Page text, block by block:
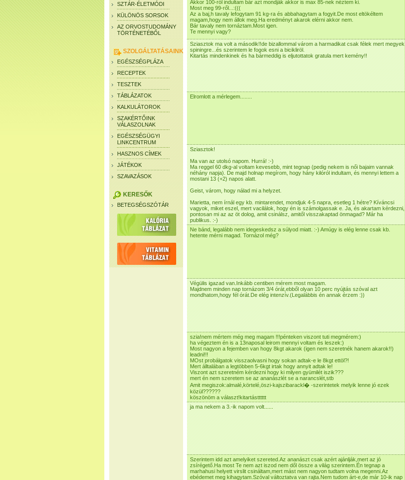
SZTÁR-ÉLETMÓDI
KÜLÖNÖS SORSOK
AZ ORVOSTUDOMÁNY
TÖRTÉNETÉBŐL
SZOLGÁLTATÁSAINK
EGÉSZSÉGPLÁZA
RECEPTEK
TESZTEK
TÁBLÁZATOK
KALKULÁTOROK
SZAKÉRTŐINK
VÁLASZOLNAK
EGÉSZSÉGÜGYI
LINKCENTRUM
HASZNOS CÍMEK
JÁTÉKOK
SZAVAZÁSOK
KERESŐK
BETEGSÉGSZÓTÁR
Akkor 100-ról indultam bár azt mondják akkor is max 85-nek néztem ki.
Most meg 99-ről...:(((
Az a baj,h tavaly lefogytam 91 kg-ra és abbahagytam a fogyit.De most eltökéltem
magam,hogy nem állok meg.Ha eredményt akarok elérni akkor nem.
Bár tavaly nem tornáztam.Most igen.
Te mennyi vagy?
Sziasztok ma volt a második!!de bizallommal várom a harmadikat csak félek mert megyek
spiningre...és szerintem le fogok esni a bicikliröl.
Kitartás mindenkinek és ha bármeddig is eljutottatok gratula mert kemény!!
Elromlott a mérlegem........
Sziasztok!
Ma van az utolsó napom. Hurrá! :-)
Ma reggel 60 dkg-al voltam kevesebb, mint tegnap (pedig nekem is női bajaim vannak
néhány napja). De majd holnap megírom, hogy hány kilóról indultam, és mennyi lettem a
mostani 13 (+2) napos alatt.
Geist, várom, hogy nálad mi a helyzet.
Marietta, nem írnál egy kb. mintarendet, mondjuk 4-5 napra, esetleg 1 hétre? Kíváncsi
vagyok, miket eszel, mert vacilálok, hogy én is számolgassak e. Ja, és akartam kérdezni,
pontosan mi az az öt dolog, amit csinálsz, amitől visszakaptad önmagad? Már ha
publikus. :-)
Ne bánd, legalább nem idegeskedsz a súlyod miatt. :-) Amúgy is elég lenne csak kb.
hetente mérni magad. Tornázol még?
Végülis igazad van.Inkább centiben mérem most magam.
Majdnem minden nap tornázom 3/4 órát,ebből olyan 10 perc nyújtás szóval azt
mondhatom,hogy fél órát.De elég intenzív.(Legalábbis én annak érzem :))
szia!nem mértem még meg magam !!!pénteken viszont tuti megmérem:)
ha végeztem én is a 13naposal leirom mennyi voltam és leszek:)
Most nagyon a fejemben van hogy 8kgt akarok (igen nem szeretnék hanem akarok!!)
leadni!!!
MOst probálgatok visszaolvasni hogy sokan adtak-e le 8kgt ettöl?!
Mert álltalában a legtöbben 5-6kgt irtak hogy annyit adtak le!
Viszont azt szeretném kérdezni hogy ki milyen gyümilét iszik???
mert én nem szeretem se az ananászlét se a narancslét,stb
Amit megiszok:almalé,körtelé,öszi-kajszibarackl� -szerintetek melyik lenne jó ezek
közül??????
köszönöm a választ!kitartástttttt
ja ma nekem a 3.-ik napom volt......
Szerintem idd azt amelyiket szereted.Az ananászt csak azért ajánlják,mert az jó
zsírégető.Ha most Te nem azt iszod nem dől össze a világ szerintem.Én tegnap a
marhahusi helyett virslit csináltam,mert mást nem nagyon tudtam volna megenni.Az
ebédemet meg kihagytam.Szóval változtatva van rajta.Nem tudom árt-e,de már 10-ik nap